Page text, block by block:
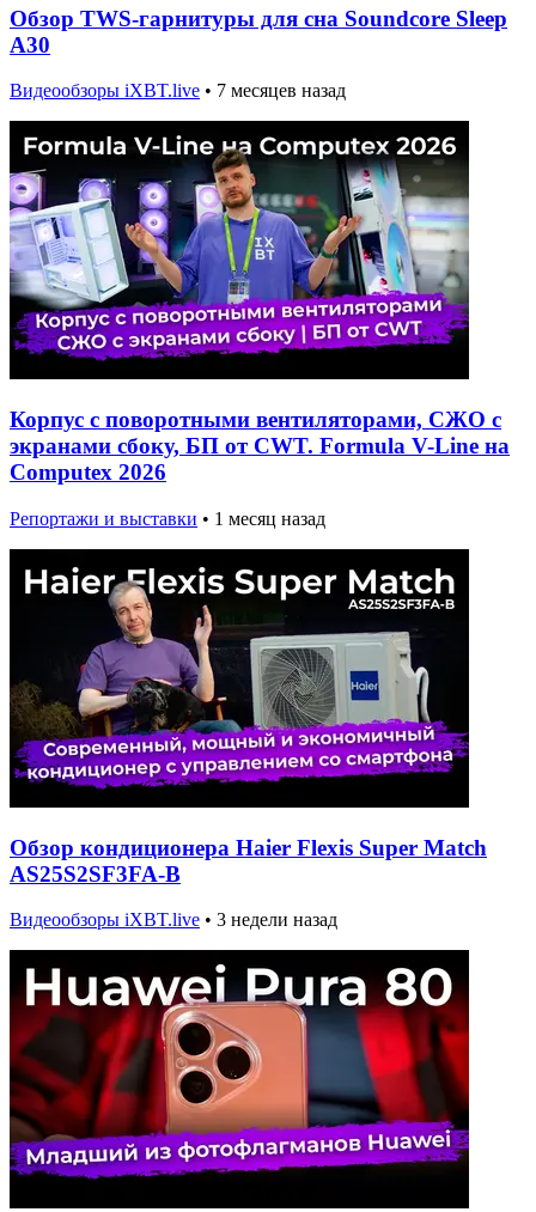
Обзор TWS-гарнитуры для сна Soundcore Sleep
A30
Видеообзоры iXBT.live • 7 месяцев назад
Корпус с поворотными вентиляторами, СЖО с
экранами сбоку, БП от CWT. Formula V-Line на
Computex 2026
Репортажи и выставки • 1 месяц назад
Обзор кондиционера Haier Flexis Super Match
AS25S2SF3FA-B
Видеообзоры iXBT.live • 3 недели назад